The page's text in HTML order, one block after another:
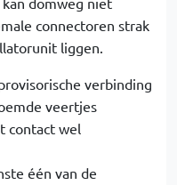
connectoren strak
liggen.
verbinding
veertjes
contact wel
één van de